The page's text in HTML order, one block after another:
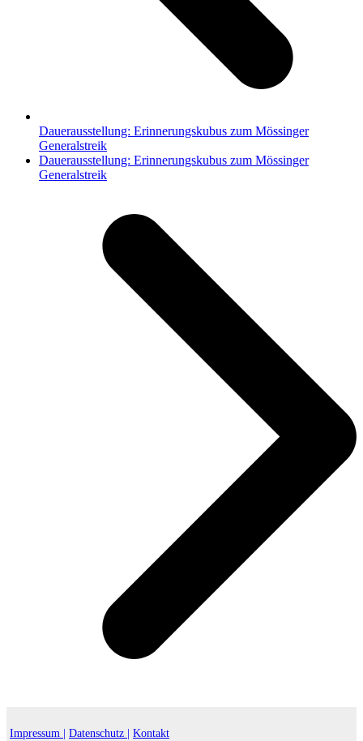
Dauerausstellung: Erinnerungskubus zum Mössinger
Generalstreik
Nächster
Beitrag:
Dauerausstellung: Erinnerungskubus zum Mössinger
Generalstreik
Impressum | Datenschutz |
Kontakt